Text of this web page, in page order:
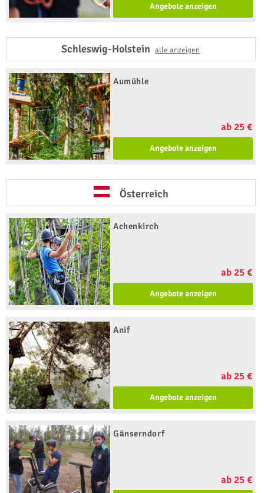
Angebote anzeigen
Schleswig-Holsteinalle anzeigen
Aumühle
ab 25 €
Angebote anzeigen
Österreich
Achenkirch
ab 25 €
Angebote anzeigen
Anif
ab 25 €
Angebote anzeigen
Gänserndorf
ab 25 €